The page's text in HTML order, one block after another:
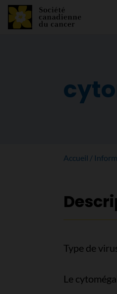
Accueil
Type de
Le